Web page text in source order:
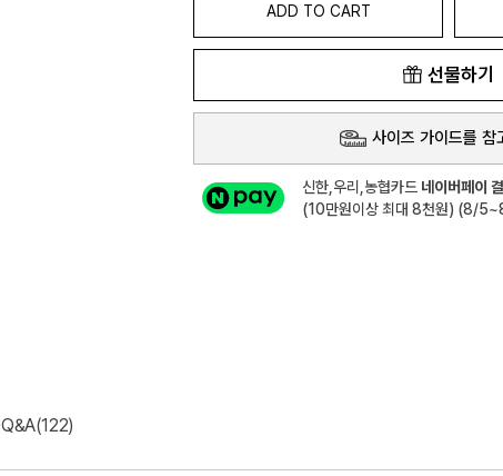
ADD TO CART
선물하기
사이즈 가이드를 참
신한,우리,농협카드 네이버페이
(10만원이상 최대 8천원) (8/
Q&A(122)